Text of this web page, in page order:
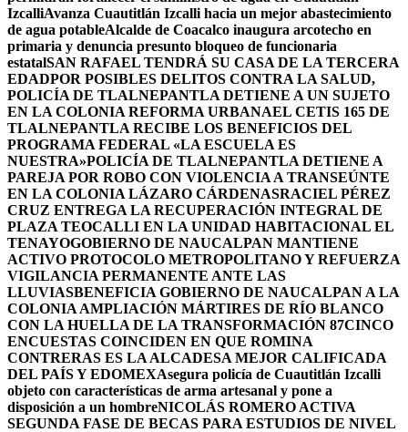
IzcalliAvanza Cuautitlán Izcalli hacia un mejor abastecimiento
de agua potableAlcalde de Coacalco inaugura arcotecho en
primaria y denuncia presunto bloqueo de funcionaria
estatalSAN RAFAEL TENDRÁ SU CASA DE LA TERCERA
EDADPOR POSIBLES DELITOS CONTRA LA SALUD,
POLICÍA DE TLALNEPANTLA DETIENE A UN SUJETO
EN LA COLONIA REFORMA URBANAEL CETIS 165 DE
TLALNEPANTLA RECIBE LOS BENEFICIOS DEL
PROGRAMA FEDERAL «LA ESCUELA ES
NUESTRA»POLICÍA DE TLALNEPANTLA DETIENE A
PAREJA POR ROBO CON VIOLENCIA A TRANSEÚNTE
EN LA COLONIA LÁZARO CÁRDENASRACIEL PÉREZ
CRUZ ENTREGA LA RECUPERACIÓN INTEGRAL DE
PLAZA TEOCALLI EN LA UNIDAD HABITACIONAL EL
TENAYOGOBIERNO DE NAUCALPAN MANTIENE
ACTIVO PROTOCOLO METROPOLITANO Y REFUERZA
VIGILANCIA PERMANENTE ANTE LAS
LLUVIASBENEFICIA GOBIERNO DE NAUCALPAN A LA
COLONIA AMPLIACIÓN MÁRTIRES DE RÍO BLANCO
CON LA HUELLA DE LA TRANSFORMACIÓN 87CINCO
ENCUESTAS COINCIDEN EN QUE ROMINA
CONTRERAS ES LA ALCADESA MEJOR CALIFICADA
DEL PAÍS Y EDOMEXAsegura policía de Cuautitlán Izcalli
objeto con características de arma artesanal y pone a
disposición a un hombreNICOLÁS ROMERO ACTIVA
SEGUNDA FASE DE BECAS PARA ESTUDIOS DE NIVEL